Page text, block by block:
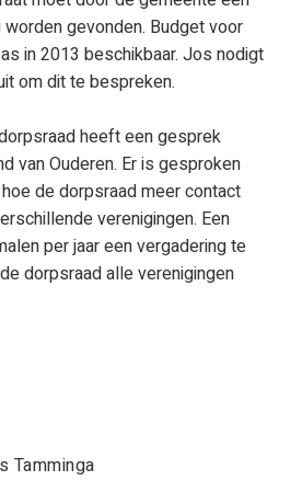
gevonden. Budget voor
in 2013 beschikbaar. Jos nodigt
om dit te bespreken.
heeft een gesprek
van Ouderen. Er is gesproken
de dorpsraad meer contact
verenigingen. Een
per jaar een vergadering te
dorpsraad alle verenigingen
Tamminga